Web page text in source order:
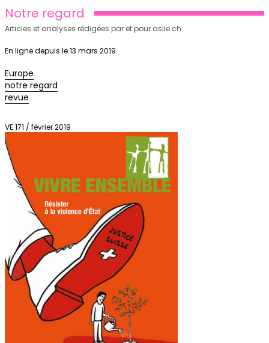
Notre regard
Articles et analyses rédigées par et pour asile.ch
En ligne depuis le 13 mars 2019
Europe
notre regard
revue
VE 171 / février 2019